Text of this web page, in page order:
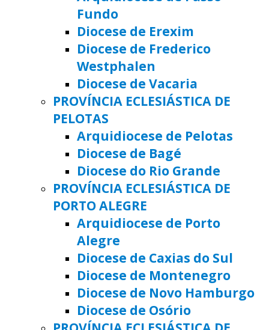
Fundo
Diocese de Erexim
Diocese de Frederico
Westphalen
Diocese de Vacaria
PROVÍNCIA ECLESIÁSTICA DE
PELOTAS
Arquidiocese de Pelotas
Diocese de Bagé
Diocese do Rio Grande
PROVÍNCIA ECLESIÁSTICA DE
PORTO ALEGRE
Arquidiocese de Porto
Alegre
Diocese de Caxias do Sul
Diocese de Montenegro
Diocese de Novo Hamburgo
Diocese de Osório